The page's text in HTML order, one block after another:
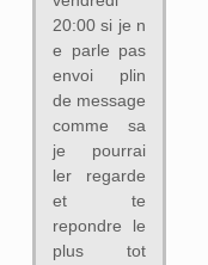
20:00 si je n
e parle pas
envoi plin
de message
comme sa
je pourrai
ler regarde
et te
repondre le
plus tot